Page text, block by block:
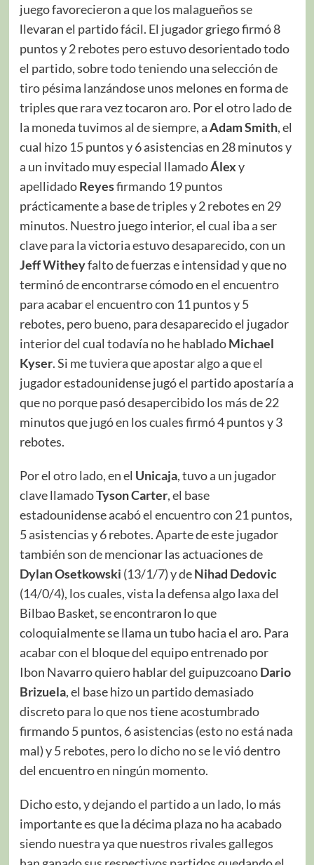
juego favorecieron a que los malagueños se
llevaran el partido fácil. El jugador griego firmó 8
puntos y 2 rebotes pero estuvo desorientado todo
el partido, sobre todo teniendo una selección de
tiro pésima lanzándose unos melones en forma de
triples que rara vez tocaron aro. Por el otro lado de
la moneda tuvimos al de siempre, aAdam Smith, el
cual hizo 15 puntos y 6 asistencias en 28 minutos y
a un invitado muy especial llamadoÁlexy
apellidadoReyesfirmando 19 puntos
prácticamente a base de triples y 2 rebotes en 29
minutos. Nuestro juego interior, el cual iba a ser
clave para la victoria estuvo desaparecido, con un
Jeff Witheyfalto de fuerzas e intensidad y que no
terminó de encontrarse cómodo en el encuentro
para acabar el encuentro con 11 puntos y 5
rebotes, pero bueno, para desaparecido el jugador
interior del cual todavía no he habladoMichael
Kyser. Si me tuviera que apostar algo a que el
jugador estadounidense jugó el partido apostaría a
que no porque pasó desapercibido los más de 22
minutos que jugó en los cuales firmó 4 puntos y 3
rebotes.
Por el otro lado, en el Unicaja, tuvo a un jugador
clave llamadoTyson Carter, el base
estadounidense acabó el encuentro con 21 puntos,
5 asistencias y 6 rebotes. Aparte de este jugador
también son de mencionar las actuaciones de
Dylan Osetkowski (13/1/7) y deNihad Dedovic
(14/0/4), los cuales, vista la defensa algo laxa del
Bilbao Basket, se encontraron lo que
coloquialmente se llama un tubo hacia el aro. Para
acabar con el bloque del equipo entrenado por
Ibon Navarro quiero hablar del guipuzcoanoDario
Brizuela, el base hizo un partido demasiado
discreto para lo que nos tiene acostumbrado
firmando 5 puntos, 6 asistencias (esto no está nada
mal) y 5 rebotes, pero lo dicho no se le vió dentro
del encuentro en ningún momento.
Dicho esto, y dejando el partido a un lado, lo más
importante es que la décima plaza no ha acabado
siendo nuestra ya que nuestros rivales gallegos